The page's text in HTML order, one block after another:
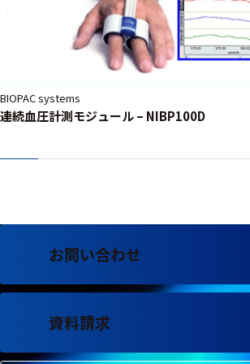
BIOPAC systems
連続血圧計測モジュール – NIBP100D
お問い合わせ
資料請求